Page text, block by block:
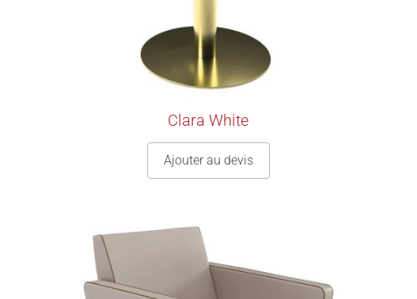
Clara White
Ajouter au devis